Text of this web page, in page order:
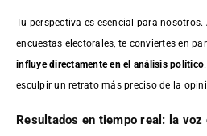
Tu perspectiva es esencial para
encuestas electorales, te conviertes en
influye directamente en el análisis político
esculpir un retrato más preciso de la
Resultados en tiempo real: la voz